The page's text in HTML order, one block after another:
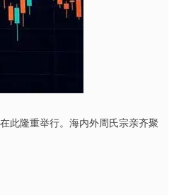
此隆重举行。海内外周氏宗亲齐聚